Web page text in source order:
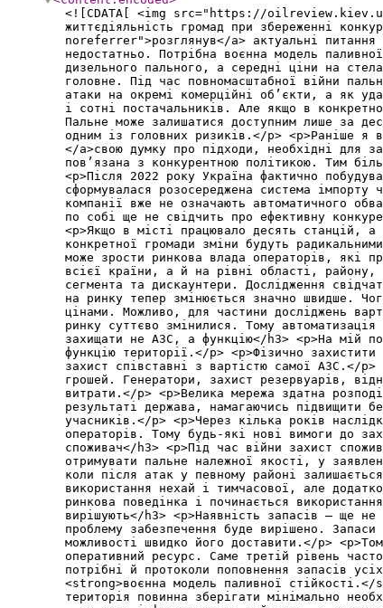
<![CDATA[ <img src="https://oilreview.kiev.ua/
життєдіяльність громад при збереженні
noreferrer">розглянув</a> актуальні
недостатньо. Потрібна воєнна модель
дизельного пального, а середні ціни на
головне. Під час повномасштабної війни
атаки на окремі комерційні об’єкти, а як
і сотні постачальників. Але якщо в
Пальне може залишатися доступним лише за
одним із головних ризиків.</p> <p>Раніше
</a>свою думку про підходи, необхідні для
пов’язана з конкурентною політикою. Тим
<p>Після 2022 року Україна фактично
сформувалася розосереджена система
компанії вже не означають автоматичного
по собі ще не свідчить про ефективну
<p>Якщо в місті працювало десять станцій, а
конкретної громади зміни будуть
може зрости ринкова влада операторів, які
всієї країни, а й на рівні області, району,
сегмента та дискаунтери. Дослідження
на ринку тепер змінюється значно швидше.
цінами. Можливо, для частини досліджень
ринку суттєво змінилися. Тому
захищати не АЗС, а функцію</h3> <p>На мій
функцію території.</p> <p>Фізично
захист співставні з вартістю самої АЗС.</
грошей. Генератори, захист резервуарів,
витрати.</p> <p>Велика мережа здатна
результаті держава, намагаючись підвищити
учасників.</p> <p>Через кілька років
операторів. Тому будь-які нові вимоги до
споживач</h3> <p>Під час війни захист
отримувати пальне належної якості, у
коли після атак у певному районі
використання нехай і тимчасової, але
ринкова поведінка і починається
вирішують</h3> <p>Наявність запасів — ще
проблему забезпечення буде вирішено.
можливості швидко його доставити.</p>
оперативний ресурс. Саме третій рівень
потрібні й протоколи поповнення запасів
<strong>воєнна модель паливної
територія повинна зберігати мінімально